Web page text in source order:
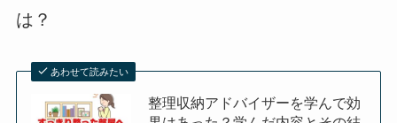
は？
あわせて読みたい
整理収納アドバイザーを学んで効